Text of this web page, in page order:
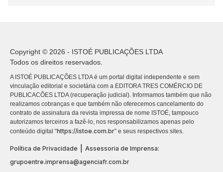
Copyright © 2026 - ISTOÉ PUBLICAÇÕES LTDA
Todos os direitos reservados.
A ISTOÉ PUBLICAÇÕES LTDA é um portal digital independente e sem
vinculação editorial e societária com a EDITORA TRES COMÉRCIO DE
PUBLICACÕES LTDA (recuperação judicial). Informamos também que não
realizamos cobranças e que também não oferecemos cancelamento do
contrato de assinatura da revista impressa de nome ISTOÉ, tampouco
autorizamos terceiros a fazê-lo, nos responsabilizamos apenas pelo
conteúdo digital “https://istoe.com.br” e seus respectivos sites.
Política de Privacidade
Assessoria de Imprensa:
grupoentre.imprensa@agenciafr.com.br